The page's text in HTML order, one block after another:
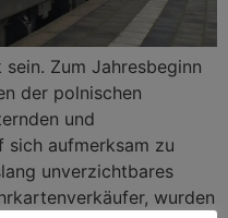
Zum Jahresbeginn
der polnischen
und
sich aufmerksam zu
unverzichtbares
wurden